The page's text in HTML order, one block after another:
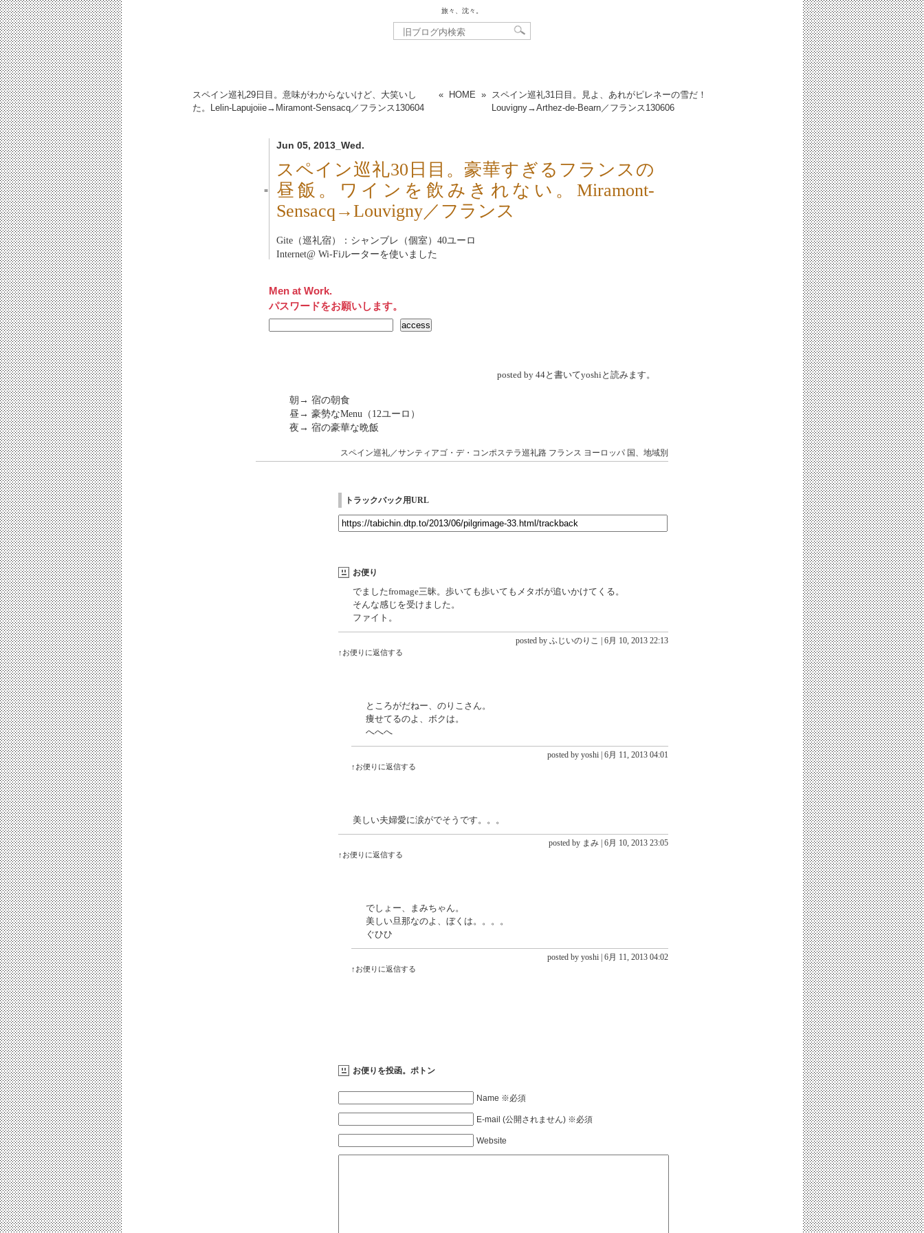
旅々、沈々。
スペイン巡礼29日目。意味がわからないけど、大笑いし
た。Lelin-Lapujoiie→Miramont-Sensacq／フランス130604
« HOME » スペイン巡礼31日目。見よ、あれがピレネーの雪だ！
Louvigny→Arthez-de-Bearn／フランス130606
Jun 05, 2013_Wed.
■
スペイン巡礼30日目。豪華すぎるフランスの
昼飯。ワインを飲みきれない。Miramont-
Sensacq→Louvigny／フランス
Gite（巡礼宿）：シャンブレ（個室）40ユーロ
Internet@ Wi-Fiルーターを使いました
Men at Work.
パスワードをお願いします。
posted by 44と書いてyoshiと読みます。
朝→ 宿の朝食
昼→ 豪勢なMenu（12ユーロ）
夜→ 宿の豪華な晩飯
スペイン巡礼／サンティアゴ・デ・コンポステラ巡礼路 フランス ヨーロッパ 国、地域別
トラックバック用URL
お便り
でましたfromage三昧。歩いても歩いてもメタボが追いかけてくる。
そんな感じを受けました。
ファイト。
posted by ふじいのりこ | 6月 10, 2013 22:13
↑お便りに返信する
ところがだねー、のりこさん。
痩せてるのよ、ボクは。
へへへ
posted by yoshi | 6月 11, 2013 04:01
↑お便りに返信する
美しい夫婦愛に涙がでそうです。。。
posted by まみ | 6月 10, 2013 23:05
↑お便りに返信する
でしょー、まみちゃん。
美しい旦那なのよ、ぼくは。。。。
ぐひひ
posted by yoshi | 6月 11, 2013 04:02
↑お便りに返信する
お便りを投函。ポトン
Name ※必須
E-mail (公開されません) ※必須
Website